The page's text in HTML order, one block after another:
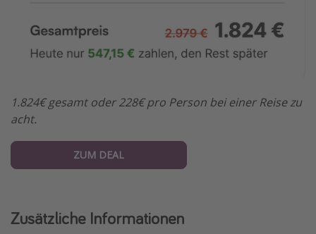
1.824€ gesamt oder 228€ pro Person bei einer Reise zu
acht.
ZUM DEAL
Zusätzliche Informationen